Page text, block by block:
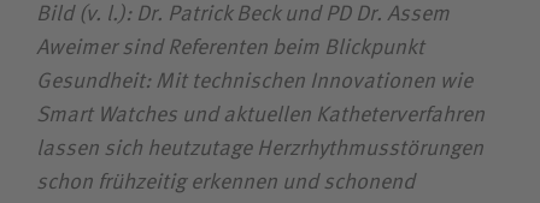
Bild (v. l.): Dr. Patrick Beck und PD Dr. Assem
Aweimer sind Referenten beim Blickpunkt
Gesundheit: Mit technischen Innovationen wie
Smart Watches und aktuellen Katheterverfahren
lassen sich heutzutage Herzrhythmusstörungen
schon frühzeitig erkennen und schonend